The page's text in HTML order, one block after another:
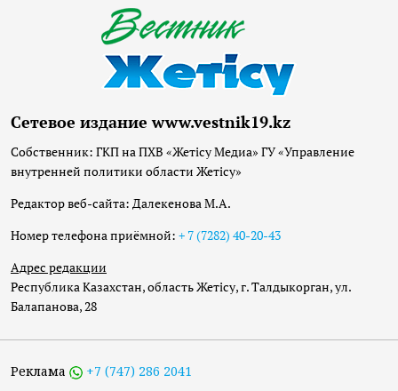
Сетевое издание www.vestnik19.kz
Собственник: ГКП на ПХВ «Жетісу Медиа» ГУ «Управление
внутренней политики области Жетісу»
Редактор веб-сайта: Далекенова М.А.
Номер телефона приёмной: + 7 (7282) 40-20-43
Адрес редакции
Республика Казахстан, область Жетісу, г. Талдыкорган, ул.
Балапанова, 28
Реклама +7 (747) 286 2041